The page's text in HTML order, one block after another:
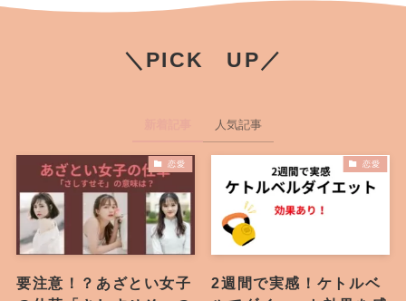
＼PICK UP／
人気記事
恋愛
要注意！？あざとい女子
恋愛
2週間で実感！ケトルベ